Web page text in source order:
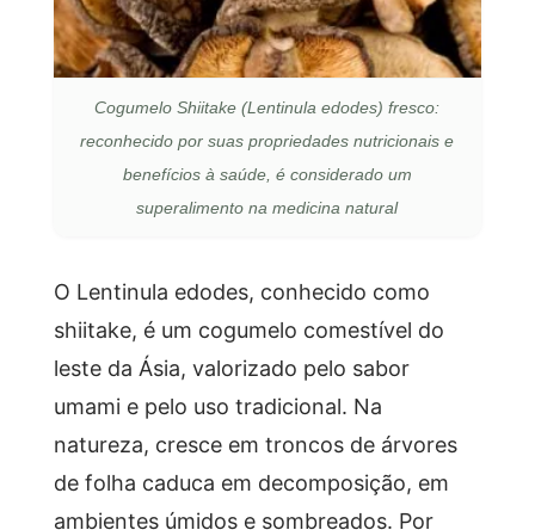
Cogumelo Shiitake (Lentinula edodes) fresco:
reconhecido por suas propriedades nutricionais e
benefícios à saúde, é considerado um
superalimento na medicina natural
O Lentinula edodes, conhecido como
shiitake, é um cogumelo comestível do
leste da Ásia, valorizado pelo sabor
umami e pelo uso tradicional. Na
natureza, cresce em troncos de árvores
de folha caduca em decomposição, em
ambientes úmidos e sombreados. Por